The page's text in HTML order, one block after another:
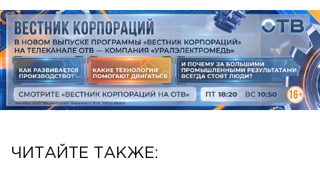
ЧИТАЙТЕ ТАКЖЕ: